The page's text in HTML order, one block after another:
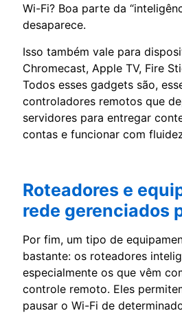
Wi-Fi? Boa parte da
desaparece.
Isso também vale para
Chromecast, Apple TV, Fire
Todos esses gadgets são,
controladores remotos que
servidores para entregar
contas e funcionar com
Roteadores e
rede gerenciados
Por fim, um tipo de
bastante: os roteadores
especialmente os que vêm
controle remoto. Eles
pausar o Wi-Fi de